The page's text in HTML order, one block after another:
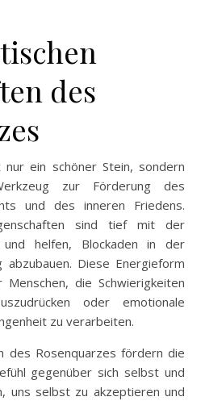
des
ein schöner Stein, sondern
zur Förderung des
und des inneren Friedens.
sind tief mit der
und helfen, Blockaden in der
abzubauen. Diese Energieform
die Schwierigkeiten
oder emotionale
zu verarbeiten.
des Rosenquarzes fördern die
gegenüber sich selbst und
uns selbst zu akzeptieren und